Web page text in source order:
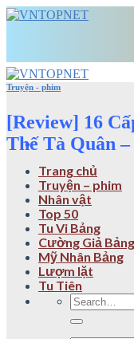
Skip
Trang chủ
Truyện – phim
Nhân vật
Top 50
Tu Vi Bảng
Cường Giả Bảng
Mỹ Nhân Bảng
Lượm lặt
Tu Tiên
Truyện - phim
[Review] 16
Thế Tà Quân